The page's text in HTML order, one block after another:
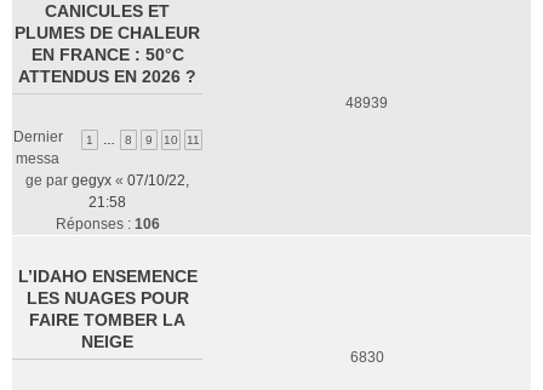
CANICULES ET
PLUMES DE CHALEUR
EN FRANCE : 50°C
ATTENDUS EN 2026 ?
1 8 9 10 11
Dernier
messa
ge par gegyx « 07/10/22,
21:58
Réponses : 106
48939
L’IDAHO ENSEMENCE
LES NUAGES POUR
FAIRE TOMBER LA
NEIGE
6830